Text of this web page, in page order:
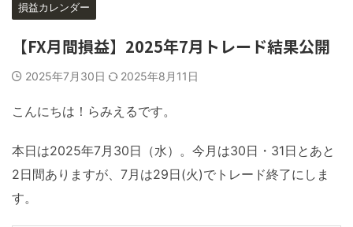
損益カレンダー
【FX月間損益】2025年7月トレード結果公開
2025年7月30日 2025年8月11日
こんにちは！らみえるです。
本日は2025年7月30日（水）。今月は30日・31日とあと
2日間ありますが、7月は29日(火)でトレード終了にしま
す。